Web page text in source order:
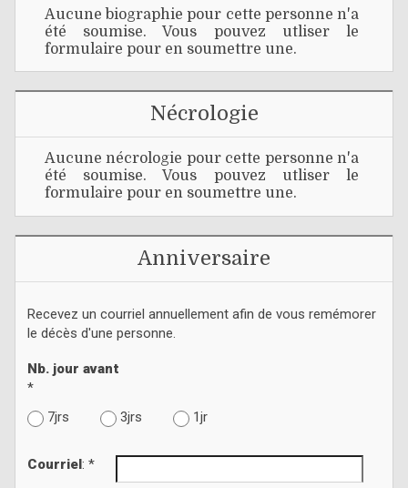
Aucune biographie pour cette personne n'a
été soumise. Vous pouvez utliser le
formulaire pour en soumettre une.
Nécrologie
Aucune nécrologie pour cette personne n'a
été soumise. Vous pouvez utliser le
formulaire pour en soumettre une.
Anniversaire
Recevez un courriel annuellement afin de vous remémorer
le décès d'une personne.
Nb. jour avant
*
7jrs
3jrs 1jr
Courriel : *